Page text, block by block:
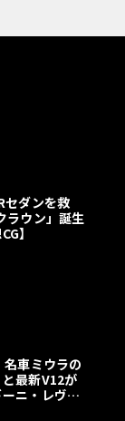
セダンを救
ラウン」誕生
】
名車ミウラの
最新V12が
ニ・レヴエ
が登場